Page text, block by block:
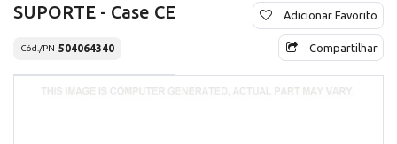
SUPORTE - Case CE
Cód./PN 504064340
Adicionar Favorito
Compartilhar